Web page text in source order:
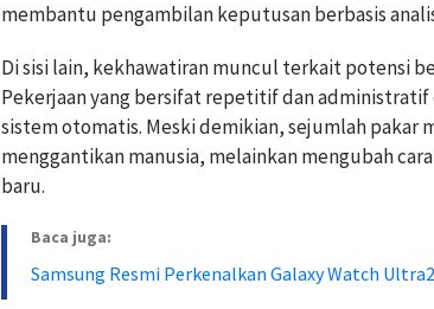
membantu pengambilan keputusan berbasis
Di sisi lain, kekhawatiran muncul terkait potensi
Pekerjaan yang bersifat repetitif dan
sistem otomatis. Meski demikian, sejumlah pakar
menggantikan manusia, melainkan mengubah
baru.
Baca juga:
Samsung Resmi Perkenalkan Galaxy Watch